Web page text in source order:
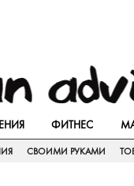
ФИТНЕС
СВОИМИ РУКАМИ